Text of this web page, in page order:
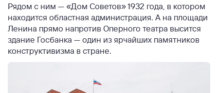
Рядом с ним — «Дом Советов» 1932 года, в котором
находится областная администрация. А на площади
Ленина прямо напротив Оперного театра высится
здание Госбанка — один из ярчайших памятников
конструктивизма в стране.